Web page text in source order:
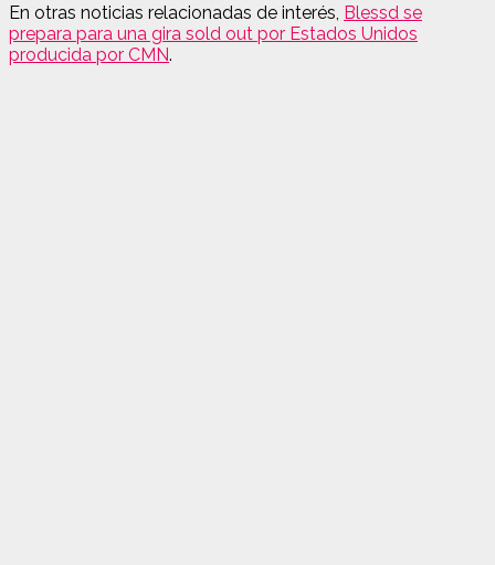
En otras noticias relacionadas de interés, Blessd se
prepara para una gira sold out por Estados Unidos
producida por CMN.